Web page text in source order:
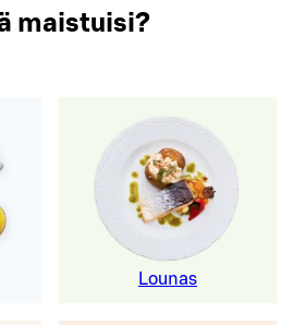
maistuisi?
Lounas